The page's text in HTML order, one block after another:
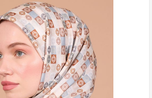
modelleri görmek için buraya tıkla